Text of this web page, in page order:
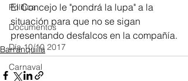
Política
Documentos
Día 10/10 2017
Carnaval
El Concejo le "pondrá la lupa" a la
situación para que no se sigan
presentando desfalcos en la compañía.
Barranquilla